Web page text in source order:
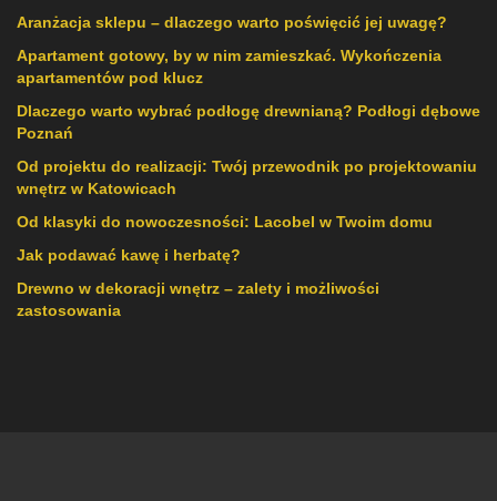
Aranżacja sklepu – dlaczego warto poświęcić jej uwagę?
Apartament gotowy, by w nim zamieszkać. Wykończenia
apartamentów pod klucz
Dlaczego warto wybrać podłogę drewnianą? Podłogi dębowe
Poznań
Od projektu do realizacji: Twój przewodnik po projektowaniu
wnętrz w Katowicach
Od klasyki do nowoczesności: Lacobel w Twoim domu
Jak podawać kawę i herbatę?
Drewno w dekoracji wnętrz – zalety i możliwości
zastosowania